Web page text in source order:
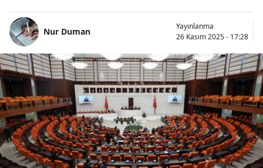
Nur Duman
Yayınlanma
26 Kasım 2025 - 17:28